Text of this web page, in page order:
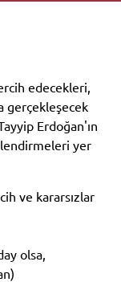
edecekleri,
gerçekleşecek
Erdoğan'ın
yer
ve kararsızlar
olsa,